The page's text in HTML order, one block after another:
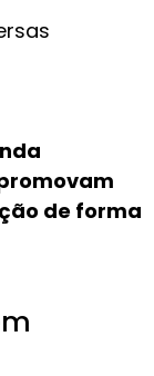
de forma